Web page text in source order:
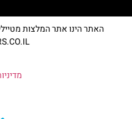
האתר הינו אתר המלצות